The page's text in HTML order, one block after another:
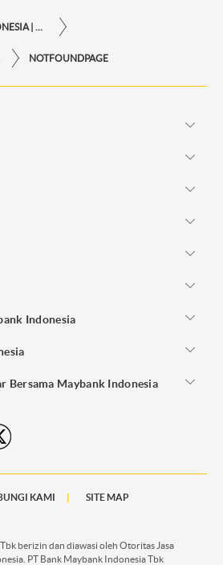
MAYBANK INDONESIA | KEMUDAHAN TRANSAKSI FINANSIAL DI UJUNG JARI ANDA
NOTFOUNDPAGE
Indonesia
Bersama Maybank Indonesia
KAMI SITE MAP
berizin dan diawasi oleh Otoritas Jasa
PT Bank Maybank Indonesia Tbk